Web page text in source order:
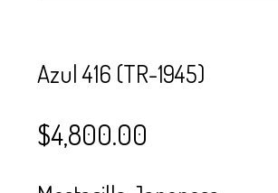
Azul 416 (TR-1945)
$4,800.00